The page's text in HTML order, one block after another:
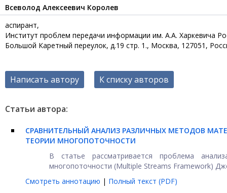
Всеволод Алексеевич Королев
аспирант,
Институт проблем передачи информации им. А.А. Харкевича
Большой Каретный переулок, д.19 стр. 1., Москва, 127051,
Написать автору К списку авторов
Статьи автора:
СРАВНИТЕЛЬНЫЙ АНАЛИЗ РАЗЛИЧНЫХ МЕТОДОВ
ТЕОРИИ МНОГОПОТОЧНОСТИ
В статье рассматривается проблема
многопоточности (Multiple Streams Framework)
Смотреть аннотацию | Полный текст (PDF)